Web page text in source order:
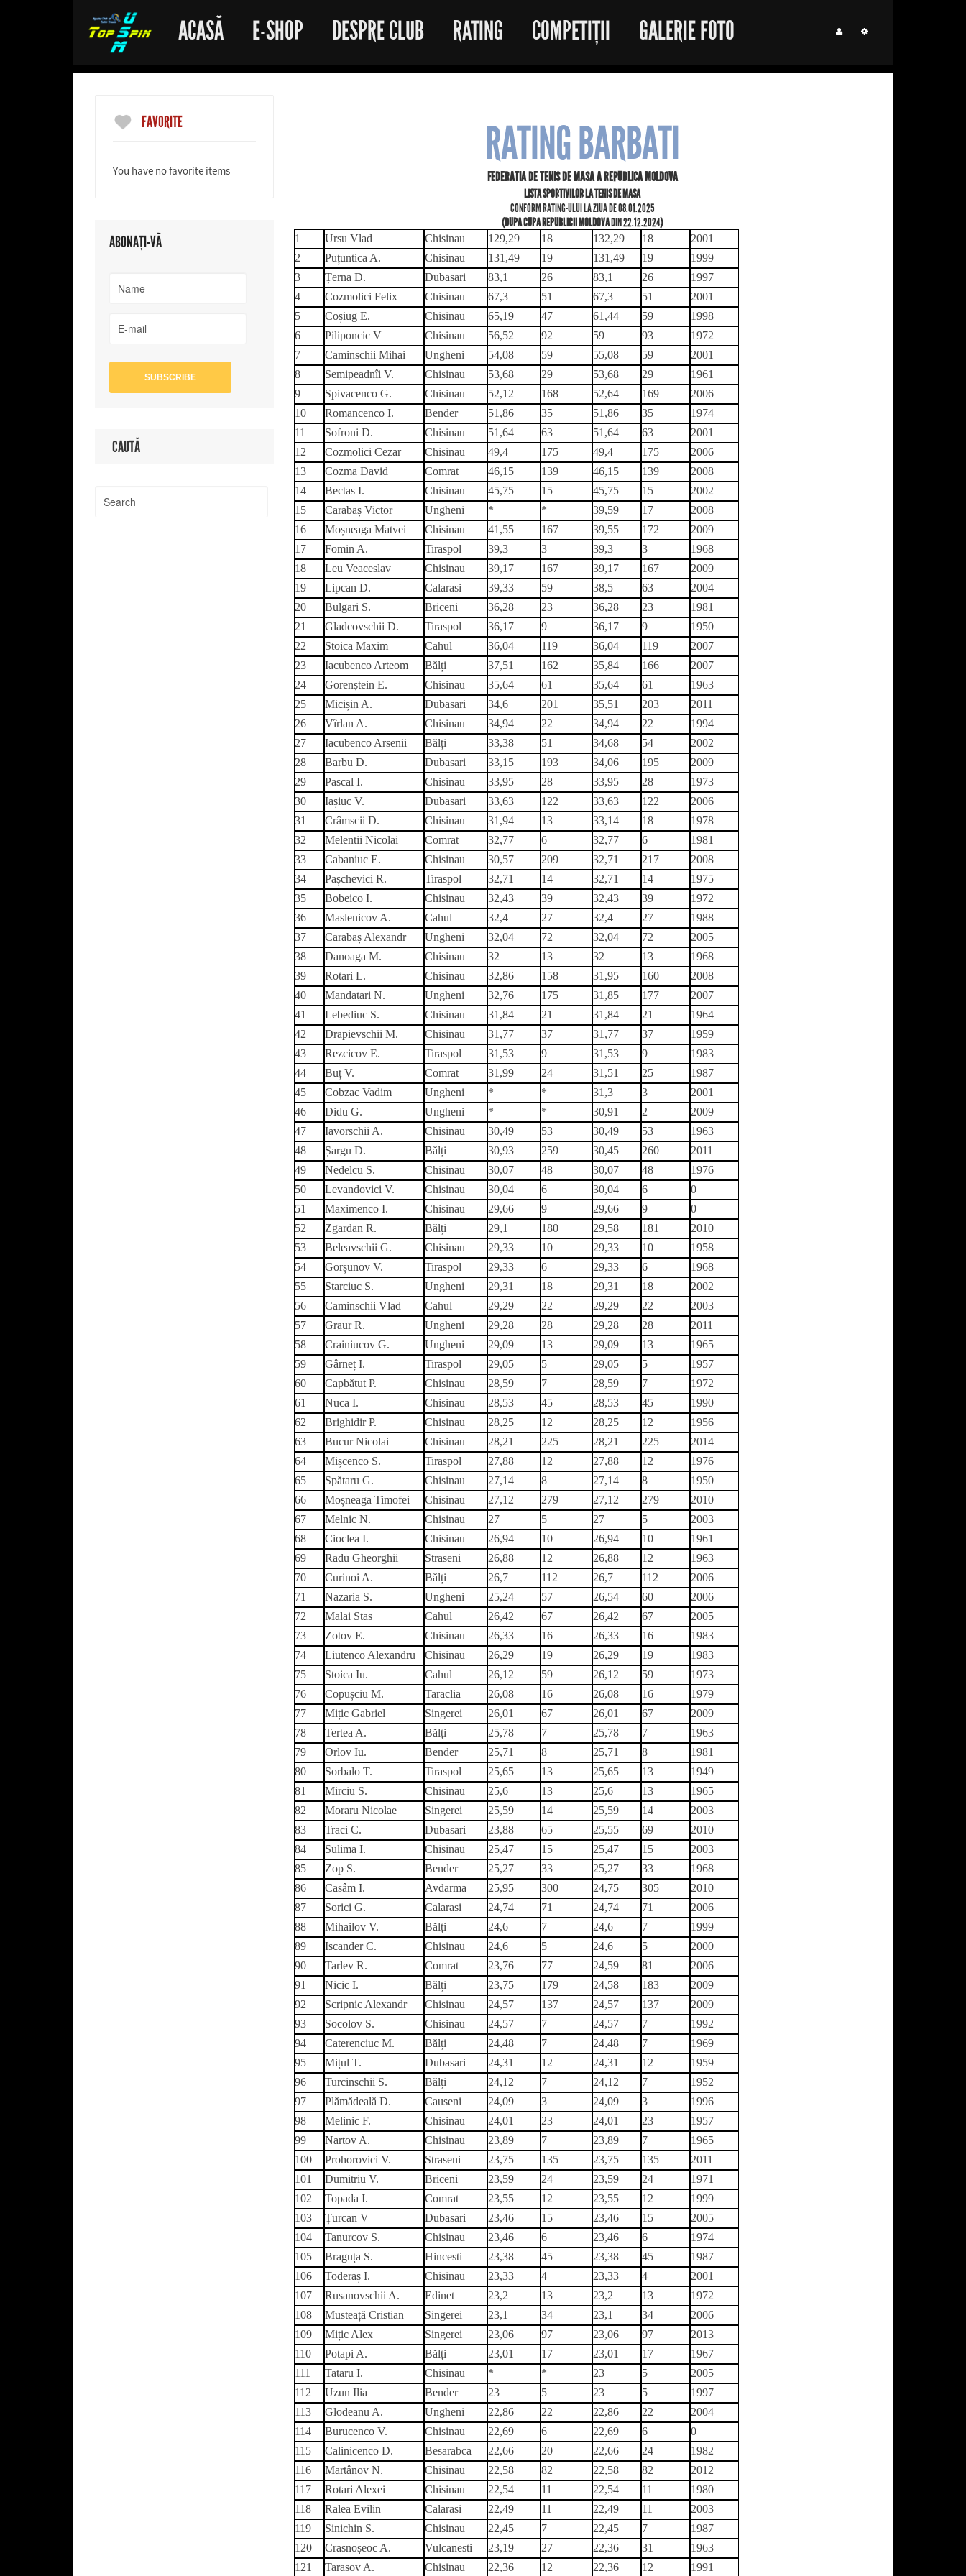
ACASĂ E-SHOP DESPRE CLUB RATING COMPETIȚII GALERIE FOTO
FAVORITE
You have no favorite items
ABONAȚI-VĂ
CAUTĂ
RATING BARBATI
FEDERATIA DE TENIS DE MASA A REPUBLICA MOLDOVA
LISTA SPORTIVILOR LA TENIS DE MASA
CONFORM RATING-ULUI LA ZIUA DE 08.01.2025
(DUPA CUPA REPUBLICII MOLDOVADIN 22.12.2024)
1 Ursu Vlad Chisinau 129,29 18 132,29 18
2001
2
Puțuntica A. Chisinau 131,49 19 131,49 19
1999
3
Țerna D. Dubasari 83,1 26 83,1 26
1997
4
Cozmolici Felix Chisinau 67,3 51 67,3 51
2001
5
Coșiug E. Chisinau 65,19 47 61,44 59
1998
6
Piliponcic V Chisinau 56,52 92 59 93
1972
7
Caminschii Mihai Ungheni 54,08 59 55,08 59
2001
8
Semipeadnîi V. Chisinau 53,68 29 53,68 29
1961
9
Spivacenco G. Chisinau 52,12 168 52,64 169
2006
10
Romancenco I. Bender 51,86 35 51,86 35
1974
11
Sofroni D. Chisinau 51,64 63 51,64 63
2001
12
Cozmolici Cezar Chisinau 49,4 175 49,4 175
2006
13
Cozma David Comrat 46,15 139 46,15 139
2008
14
Bectas I. Chisinau 45,75 15 45,75 15
2002
15
Carabaș Victor Ungheni * * 39,59 17
2008
16
Moșneaga Matvei Chisinau 41,55 167 39,55 172
2009
17
Fomin A. Tiraspol 39,3 3 39,3 3
1968
18
Leu Veaceslav Chisinau 39,17 167 39,17 167
2009
19
Lipcan D. Calarasi 39,33 59 38,5 63
2004
20
Bulgari S. Briceni 36,28 23 36,28 23
1981
21
Gladcovschii D. Tiraspol 36,17 9 36,17 9
1950
22
Stoica Maxim Cahul 36,04 119 36,04 119
2007
23
Iacubenco Arteom Bălți 37,51 162 35,84 166
2007
24
Gorenștein E. Chisinau 35,64 61 35,64 61
1963
25
Micișin A. Dubasari 34,6 201 35,51 203
2011
26
Vîrlan A. Chisinau 34,94 22 34,94 22
1994
27
Iacubenco Arsenii Bălți 33,38 51 34,68 54
2002
28
Barbu D. Dubasari 33,15 193 34,06 195
2009
29
Pascal I. Chisinau 33,95 28 33,95 28
1973
30
Iașiuc V. Dubasari 33,63 122 33,63 122
2006
31
Crâmscii D. Chisinau 31,94 13 33,14 18
1978
32
Melentii Nicolai Comrat 32,77 6 32,77 6
1981
33
Cabaniuc E. Chisinau 30,57 209 32,71 217
2008
34
Pașchevici R. Tiraspol 32,71 14 32,71 14
1975
35
Bobeico I. Chisinau 32,43 39 32,43 39
1972
36
Maslenicov A. Cahul 32,4 27 32,4 27
1988
37
Carabaș Alexandr Ungheni 32,04 72 32,04 72
2005
38
Danoaga M. Chisinau 32 13 32 13
1968
39
Rotari L. Chisinau 32,86 158 31,95 160
2008
40
Mandatari N. Ungheni 32,76 175 31,85 177
2007
41
Lebediuc S. Chisinau 31,84 21 31,84 21
1964
42
Drapievschii M. Chisinau 31,77 37 31,77 37
1959
43
Rezcicov E. Tiraspol 31,53 9 31,53 9
1983
44
Buț V. Comrat 31,99 24 31,51 25
1987
45
Cobzac Vadim Ungheni * * 31,3 3
2001
46
Didu G. Ungheni * * 30,91 2
2009
47
Iavorschii A. Chisinau 30,49 53 30,49 53
1963
48
Șargu D. Bălți 30,93 259 30,45 260
2011
49
Nedelcu S. Chisinau 30,07 48 30,07 48
1976
50
Levandovici V. Chisinau 30,04 6 30,04 6
0
51
Maximenco I. Chisinau 29,66 9 29,66 9
0
52
Zgardan R. Bălți 29,1 180 29,58 181
2010
53
Beleavschii G. Chisinau 29,33 10 29,33 10
1958
54
Gorșunov V. Tiraspol 29,33 6 29,33 6
1968
55
Starciuc S. Ungheni 29,31 18 29,31 18
2002
56
Caminschii Vlad Cahul 29,29 22 29,29 22
2003
57
Graur R. Ungheni 29,28 28 29,28 28
2011
58
Crainiucov G. Ungheni 29,09 13 29,09 13
1965
59
Gârneț I. Tiraspol 29,05 5 29,05 5
1957
60
Capbătut P. Chisinau 28,59 7 28,59 7
1972
61
Nuca I. Chisinau 28,53 45 28,53 45
1990
62
Brighidir P. Chisinau 28,25 12 28,25 12
1956
63
Bucur Nicolai Chisinau 28,21 225 28,21 225
2014
64
Mișcenco S. Tiraspol 27,88 12 27,88 12
1976
65
Spătaru G. Chisinau 27,14 8 27,14 8
1950
66
Moșneaga Timofei Chisinau 27,12 279 27,12 279
2010
67
Melnic N. Chisinau 27 5 27 5
2003
68
Cioclea I. Chisinau 26,94 10 26,94 10
1961
69
Radu Gheorghii Straseni 26,88 12 26,88 12
1963
70
Curinoi A. Bălți 26,7 112 26,7 112
2006
71
Nazaria S. Ungheni 25,24 57 26,54 60
2006
72
Malai Stas Cahul 26,42 67 26,42 67
2005
73
Zotov E. Chisinau 26,33 16 26,33 16
1983
74
Liutenco Alexandru Chisinau 26,29 19 26,29 19
1983
75
Stoica Iu. Cahul 26,12 59 26,12 59
1973
76
Copușciu M. Taraclia 26,08 16 26,08 16
1979
77
Mițic Gabriel Singerei 26,01 67 26,01 67
2009
78
Tertea A. Bălți 25,78 7 25,78 7
1963
79
Orlov Iu. Bender 25,71 8 25,71 8
1981
80
Sorbalo T. Tiraspol 25,65 13 25,65 13
1949
81
Mirciu S. Chisinau 25,6 13 25,6 13
1965
82
Moraru Nicolae Singerei 25,59 14 25,59 14
2003
83
Traci C. Dubasari 23,88 65 25,55 69
2010
84
Sulima I. Chisinau 25,47 15 25,47 15
2003
85
Zop S. Bender 25,27 33 25,27 33
1968
86
Casâm I. Avdarma 25,95 300 24,75 305
2010
87
Sorici G. Calarasi 24,74 71 24,74 71
2006
88
Mihailov V. Bălți 24,6 7 24,6 7
1999
89
Iscander C. Chisinau 24,6 5 24,6 5
2000
90
Tarlev R. Comrat 23,76 77 24,59 81
2006
91
Nicic I. Bălți 23,75 179 24,58 183
2009
92
Scripnic Alexandr Chisinau 24,57 137 24,57 137
2009
93
Socolov S. Chisinau 24,57 7 24,57 7
1992
94
Caterenciuc M. Bălți 24,48 7 24,48 7
1969
95
Mițul T. Dubasari 24,31 12 24,31 12
1959
96
Turcinschii S. Bălți 24,12 7 24,12 7
1952
97
Plămădeală D. Causeni 24,09 3 24,09 3
1996
98
Melinic F. Chisinau 24,01 23 24,01 23
1957
99
Nartov A. Chisinau 23,89 7 23,89 7
1965
100
Prohorovici V. Straseni 23,75 135 23,75 135
2011
101
Dumitriu V. Briceni 23,59 24 23,59 24
1971
102
Topada I. Comrat 23,55 12 23,55 12
1999
103
Țurcan V Dubasari 23,46 15 23,46 15
2005
104
Tanurcov S. Chisinau 23,46 6 23,46 6
1974
105
Braguța S. Hincesti 23,38 45 23,38 45
1987
106
Toderaș I. Chisinau 23,33 4 23,33 4
2001
107
Rusanovschii A. Edinet 23,2 13 23,2 13
1972
108
Musteață Cristian Singerei 23,1 34 23,1 34
2006
109
Mițic Alex Singerei 23,06 97 23,06 97
2013
110
Potapi A. Bălți 23,01 17 23,01 17
1967
111
Tataru I. Chisinau * * 23 5
2005
112
Uzun Ilia Bender 23 5 23 5
1997
113
Glodeanu A. Ungheni 22,86 22 22,86 22
2004
114
Burucenco V. Chisinau 22,69 6 22,69 6
0
115
Calinicenco D. Besarabca 22,66 20 22,66 24
1982
116
Martânov N. Chisinau 22,58 82 22,58 82
2012
117
Rotari Alexei Chisinau 22,54 11 22,54 11
1980
118
Ralea Evilin Calarasi 22,49 11 22,49 11
2003
119
Sinichin S. Chisinau 22,45 7 22,45 7
1987
120
Crasnoșeoc A. Vulcanesti 23,19 27 22,36 31
1963
121
Tarasov A. Chisinau 22,36 12 22,36 12 1991